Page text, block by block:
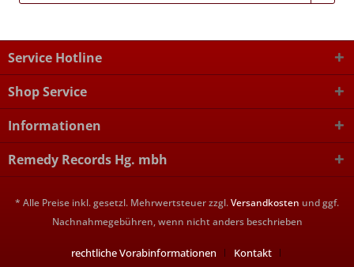
Service Hotline
Shop Service
Informationen
Remedy Records Hg. mbh
* Alle Preise inkl. gesetzl. Mehrwertsteuer zzgl.Versandkosten und ggf.
Nachnahmegebühren, wenn nicht anders beschrieben
rechtliche Vorabinformationen
Kontakt